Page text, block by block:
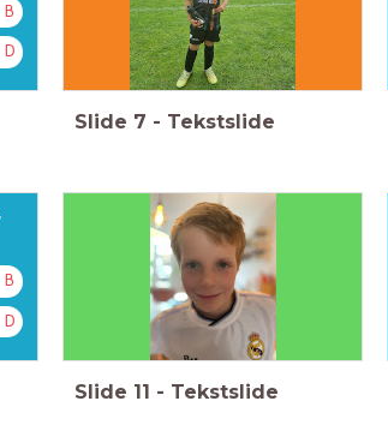
B
D
Slide 7 - Tekstslide
B
D
Slide 11 - Tekstslide